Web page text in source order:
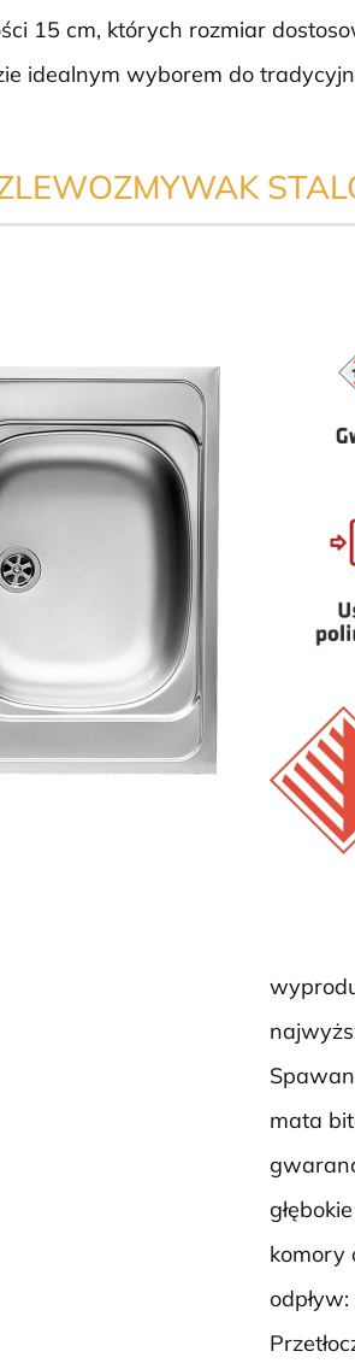
15 cm, których rozmiar
idealnym wyborem do
mata
komory